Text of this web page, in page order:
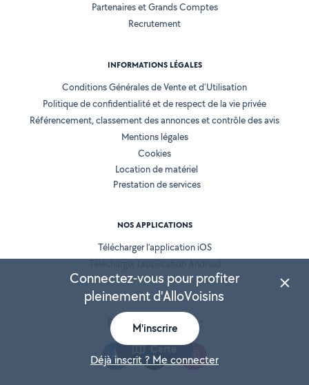
Carte
Retrouvez-nous :
Partenaires et Grands Comptes
Recrutement
INFORMATIONS LÉGALES
Conditions Générales de Vente et d'Utilisation
Politique de confidentialité et de respect de la vie privée
Référencement, classement des annonces et contrôle des avis
Mentions légales
Cookies
Location de matériel
Prestation de services
NOS APPLICATIONS
Télécharger l’application iOS
Connectez-vous pour profiter
pleinement d'AlloVoisins
M'inscrire
Déjà inscrit ? Me connecter